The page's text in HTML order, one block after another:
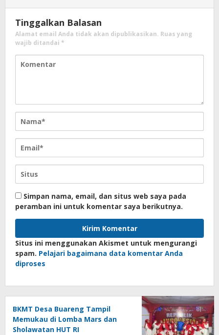
Tinggalkan Balasan
Alamat email Anda tidak akan dipublikasikan. Ruas yang
wajib ditandai *
Simpan nama, email, dan situs web saya pada
peramban ini untuk komentar saya berikutnya.
Situs ini menggunakan Akismet untuk mengurangi
spam. Pelajari bagaimana data komentar Anda
diproses
BKMT Desa Buareng Tampil
Memukau di Lomba Mars dan
Sholawatan HUT RI